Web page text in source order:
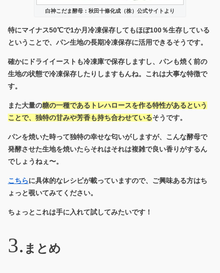
白神こだま酵母：秋田十條化成（株）公式サイトより
特にマイナス50℃で1か月冷凍保存してもほぼ100％生存している
ということで、パン生地の長期冷凍保存に活用できるそうです。
確かにドライイーストも冷凍庫で保存しますし、パンも焼く前の
生地の状態で冷凍保存したりしますもんね。これは大事な特徴で
す。
また大量の糖の一種であるトレハロースを作る特性があるという
ことで、独特の甘みや芳香も持ち合わせているそうです。
パンを焼いた時って独特の幸せな匂いがしますが、こんな酵母で
発酵させた生地を焼いたらそれはそれは複雑で良い香りがするん
でしょうねぇ〜。
こちらに具体的なレシピが載っていますので、ご興味ある方はち
ょっと覗いてみてください。
ちょっとこれは手に入れて試してみたいです！
まとめ